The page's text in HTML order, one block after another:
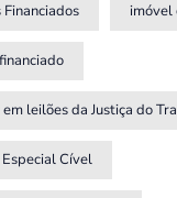
Financiados imóvel
leilões da Justiça do
Especial Cível